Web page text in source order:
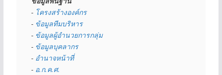
- โครงสร้างองค์กร
- ข้อมูลทีมบริหาร
- ข้อมูลผู้อำนวยการกลุ่ม
- ข้อมูลบุคลากร
- อำนาจหน้าที่
- อ.ก.ค.ศ.